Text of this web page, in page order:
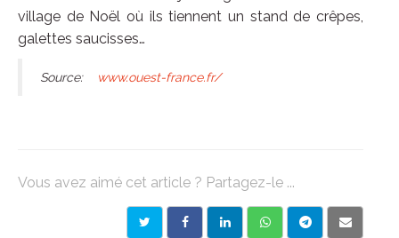
village de Noël où ils tiennent un stand de crêpes,
galettes saucisses…
Source: www.ouest-france.fr/
Vous avez aimé cet article ? Partagez-le ...